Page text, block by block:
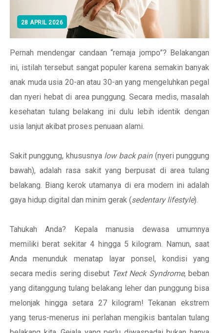
28 APRIL 2026
Pernah mendengar candaan “remaja jompo”? Belakangan
ini, istilah tersebut sangat populer karena semakin banyak
anak muda usia 20-an atau 30-an yang mengeluhkan pegal
dan nyeri hebat di area punggung. Secara medis, masalah
kesehatan tulang belakang ini dulu lebih identik dengan
usia lanjut akibat proses penuaan alami.
Sakit punggung, khususnya low back pain(nyeri punggung
bawah), adalah rasa sakit yang berpusat di area tulang
belakang. Biang kerok utamanya di era modern ini adalah
gaya hidup digital dan minim gerak (sedentary lifestyle).
Tahukah Anda? Kepala manusia dewasa umumnya
memiliki berat sekitar 4 hingga 5 kilogram. Namun, saat
Anda menunduk menatap layar ponsel, kondisi yang
secara medis sering disebut Text Neck Syndrome, beban
yang ditanggung tulang belakang leher dan punggung bisa
melonjak hingga setara 27 kilogram! Tekanan ekstrem
yang terus-menerus ini perlahan mengikis bantalan tulang